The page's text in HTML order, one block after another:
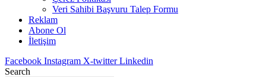
Veri Sahibi Başvuru Talep Formu
Reklam
Abone Ol
İletişim
Facebook Instagram X-twitter Linkedin
Search